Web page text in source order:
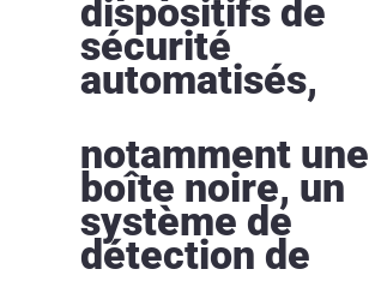
dispositifs de
sécurité
automatisés,
notamment une
boîte noire, un
système de
détection de